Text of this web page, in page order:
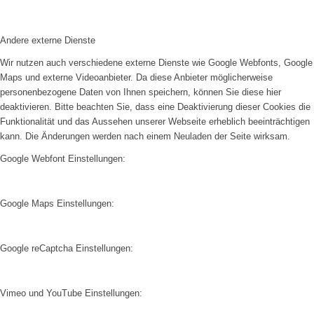
Andere externe Dienste
Wir nutzen auch verschiedene externe Dienste wie Google Webfonts, Google
Maps und externe Videoanbieter. Da diese Anbieter möglicherweise
personenbezogene Daten von Ihnen speichern, können Sie diese hier
deaktivieren. Bitte beachten Sie, dass eine Deaktivierung dieser Cookies die
Funktionalität und das Aussehen unserer Webseite erheblich beeinträchtigen
kann. Die Änderungen werden nach einem Neuladen der Seite wirksam.
Google Webfont Einstellungen:
Google Maps Einstellungen:
Google reCaptcha Einstellungen:
Vimeo und YouTube Einstellungen: